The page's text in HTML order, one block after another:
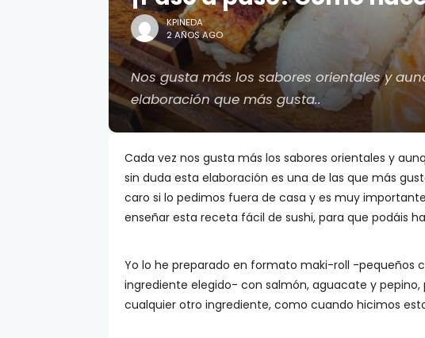
KPINEDA
2 AÑOS AGO
Nos gusta más los sabores orientales y
elaboración que más gusta..
Cada vez nos gusta más los sabores orientales y
sin duda esta elaboración es una de las que más
caro si lo pedimos fuera de casa y es muy
enseñar esta receta fácil de sushi, para que podáis
Yo lo he preparado en formato maki-roll -pequeños
ingrediente elegido- con salmón, aguacate y pepino,
cualquier otro ingrediente, como cuando hicimos